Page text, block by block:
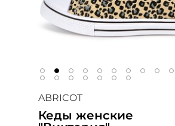
ABRICOT
Кеды женские